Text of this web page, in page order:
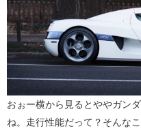
おぉー横から見るとややガン
ね。走行性能だって？そんな